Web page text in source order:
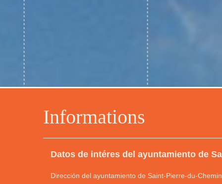
Informations
Datos de intéres del ayuntamiento de
Dirección del ayuntamiento de Saint-Pierre-du-Chemin